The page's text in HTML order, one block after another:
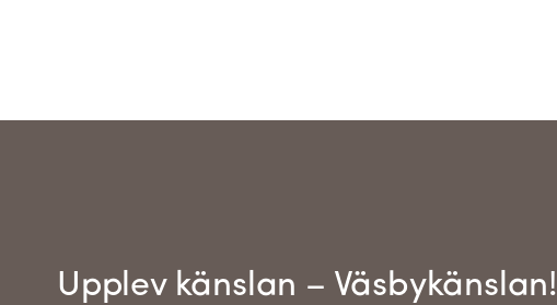
Upplev känslan – Väsbykänslan!